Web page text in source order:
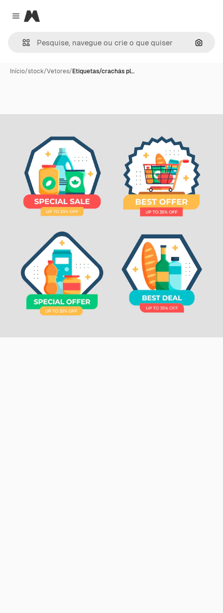
Close menu
Magnific
Início/stock/Vetores/Etiquetas/crachás pl…